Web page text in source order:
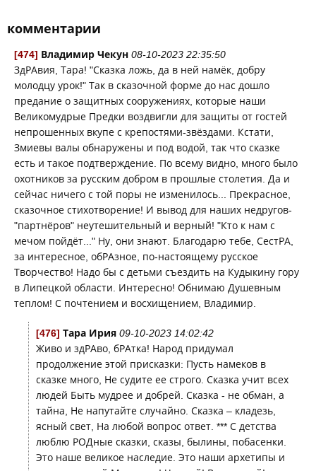
комментарии
[474] Владимир Чекун 08-10-2023 22:35:50
ЗдРАвия, Тара! "Сказка ложь, да в ней намёк, добру
молодцу урок!" Так в сказочной форме до нас дошло
предание о защитных сооружениях, которые наши
Великомудрые Предки воздвигли для защиты от гостей
непрошенных вкупе с крепостями-звёздами. Кстати,
Змиевы валы обнаружены и под водой, так что сказке
есть и такое подтверждение. По всему видно, много было
охотников за русским добром в прошлые столетия. Да и
сейчас ничего с той поры не изменилось... Прекрасное,
сказочное стихотворение! И вывод для наших недругов-
"партнёров" неутешительный и верный! "Кто к нам с
мечом пойдёт..." Ну, они знают. Благодарю тебе, СестРА,
за интересное, обРАзное, по-настоящему русское
Творчество! Надо бы с детьми съездить на Кудыкину гору
в Липецкой области. Интересно! Обнимаю Душевным
теплом! С почтением и восхищением, Владимир.
[476] Тара Ирия 09-10-2023 14:02:42
Живо и здРАво, бРАтка! Народ придумал
продолжение этой присказки: Пусть намеков в
сказке много, Не судите ее строго. Сказка учит всех
людей Быть мудрее и добрей. Сказка - не обман, а
тайна, Не напутайте случайно. Сказка – кладезь,
ясный свет, На любой вопрос ответ. *** С детства
люблю РОДные сказки, сказы, былины, побасенки.
Это наше великое наследие. Это наши архетипы и